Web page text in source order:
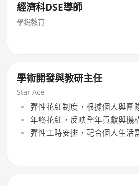
經濟科DSE導師
學銳教育
學術開發與教研主任
Star Ace
彈性花紅制度，根據個人與團
年終花紅，反映全年貢獻與機
彈性工時安排，配合個人生活